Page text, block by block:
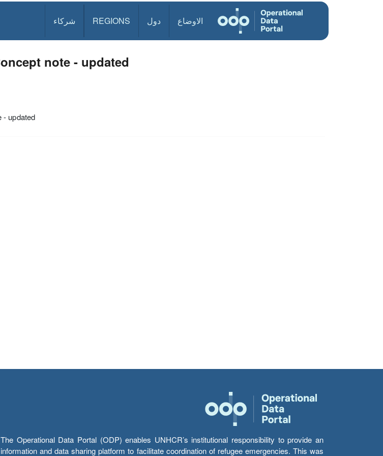
الاوضاع دول REGIONS شركاء
note - updated
- updated
The Operational Data Portal (ODP) enables UNHCR’s institutional responsibility to provide an
information and data sharing platform to facilitate coordination of refugee emergencies. This was